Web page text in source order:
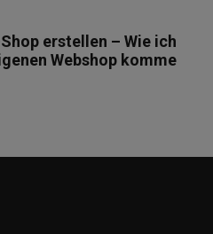
erstellen – Wie ich
Webshop komme